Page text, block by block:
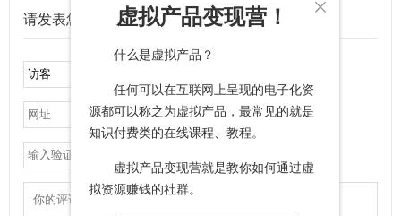
请发表您的评论

虚拟产品变现营！
什么是虚拟产品？
任何可以在互联网上呈现的电子化资
源都可以称之为虚拟产品，最常见的就是
知识付费类的在线课程、教程。
虚拟产品变现营就是教你如何通过虚
拟资源赚钱的社群。